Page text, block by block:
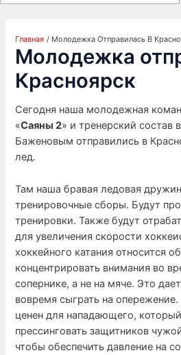
Главная Молодежка Отправилась В
Молодежка
Красноярск
Сегодня наша молодежная
«Саяны 2» и тренерский состав
Баженовым отправились в
лед.
Там наша бравая ледовая
тренировочные сборы. Будут
тренировки. Также будут
для увеличения скорости
хоккейного катания относится
концентрировать внимания во
сопернике, а не на мяче. Это
вовремя сыграть на
ценен для нападающего,
прессинговать защитников
чтобы обеспечить давление на